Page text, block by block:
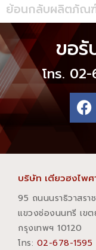
ย้อนกลับผลิตภัณ
ขอรั
โทร.
บริษัท เตียวฮงไพศ
95 ถนนนราธิวาสรา
แขวงช่องนนทรี เขต
กรุงเทพฯ 10120
โทร: 02-678-1595